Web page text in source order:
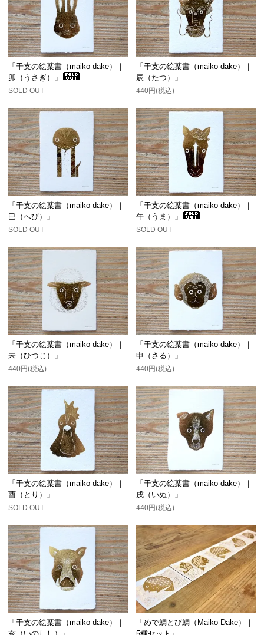
「干支の絵葉書（maiko dake）｜
卯（うさぎ）」
SOLD OUT
「干支の絵葉書（maiko dake）｜
辰（たつ）」
440円(税込)
「干支の絵葉書（maiko dake）｜
巳（へび）」
SOLD OUT
「干支の絵葉書（maiko dake）｜
午（うま）」
SOLD OUT
「干支の絵葉書（maiko dake）｜
未（ひつじ）」
440円(税込)
「干支の絵葉書（maiko dake）｜
申（さる）」
440円(税込)
「干支の絵葉書（maiko dake）｜
酉（とり）」
SOLD OUT
「干支の絵葉書（maiko dake）｜
戌（いぬ）」
440円(税込)
「干支の絵葉書（maiko dake）｜
「めで鯛とび鯛（Maiko Dake）｜